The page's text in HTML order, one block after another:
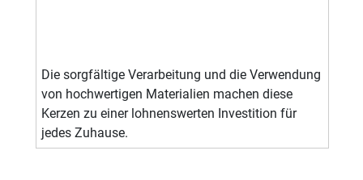
Die sorgfältige Verarbeitung und die Verwendung
von hochwertigen Materialien machen diese
Kerzen zu einer lohnenswerten Investition für
jedes Zuhause.